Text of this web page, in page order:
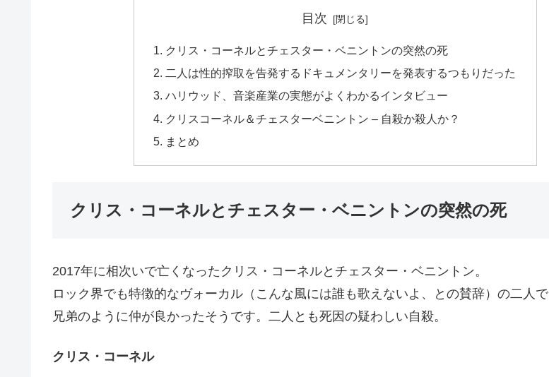
目次
クリス・コーネルとチェスター・ベニントンの突然の死
二人は性的搾取を告発するドキュメンタリーを発表するつもりだった
ハリウッド、音楽産業の実態がよくわかるインタビュー
クリスコーネル＆チェスターベニントン – 自殺か殺人か？
まとめ
クリス・コーネルとチェスター・ベニントンの突然の死
2017年に相次いで亡くなったクリス・コーネルとチェスター・ベニントン。
ロック界でも特徴的なヴォーカル（こんな風には誰も歌えないよ、との賛辞）の二人で
兄弟のように仲が良かったそうです。二人とも死因の疑わしい自殺。
クリス・コーネル